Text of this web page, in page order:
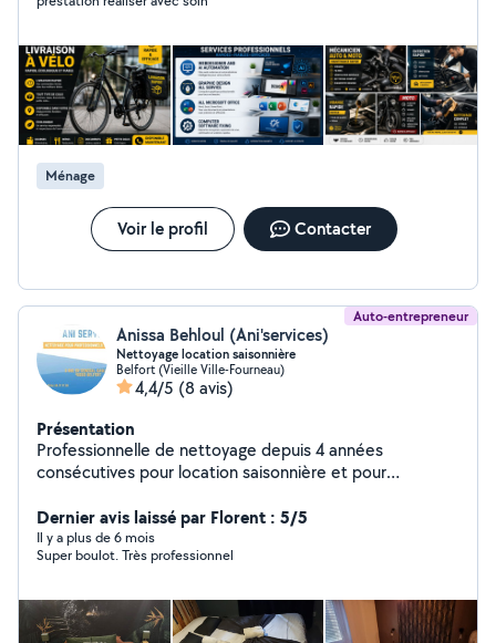
Microsoft office Computer software fixing
Ménage
Voir le profil Contacter
Auto-entrepreneur
Anissa Behloul (Ani'services)
Nettoyage location saisonnière
Belfort (Vieille Ville-Fourneau)
4,4/5 (8 avis)
Présentation
Professionnelle de nettoyage depuis 4 années
consécutives pour location saisonnière et pour
restaurants...) sur le secteur de Belfort, Montbéliard.
Pour plus d'informations n'hésitez pas à m'écrire en
message privé en me laissant vos coordonnées je vous
Dernier avis laissé par Florent : 5/5
Il y a plus de 6 mois
Super boulot. Très professionnel